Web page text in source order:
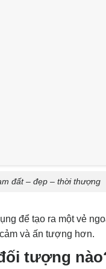
đất – đẹp – thời thượng
để tạo ra một vẻ
và ấn tượng hơn.
tượng